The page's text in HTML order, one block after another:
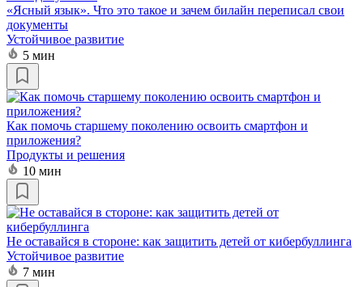
«Ясный язык». Что это такое и зачем билайн переписал свои
документы
Устойчивое развитие
5 мин
Как помочь старшему поколению освоить смартфон и
приложения?
Продукты и решения
10 мин
Не оставайся в стороне: как защитить детей от кибербуллинга
Устойчивое развитие
7 мин